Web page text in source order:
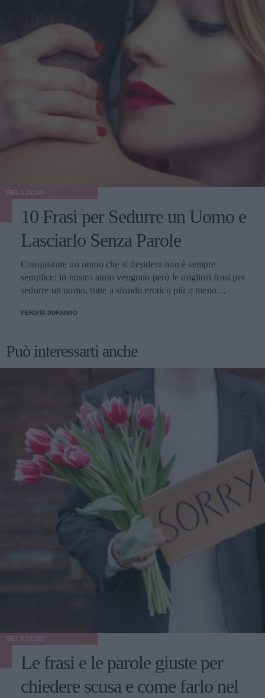
RELAZIONI
10 Frasi per Sedurre un Uomo e
Lasciarlo Senza Parole
Conquistare un uomo che si desidera non è sempre
semplice: in nostro aiuto vengono però le migliori frasi per
sedurre un uomo, tutte a sfondo erotico più o meno
PERDITA DURANGO
Può interessarti anche
RELAZIONI
Le frasi e le parole giuste per
chiedere scusa e come farlo nel